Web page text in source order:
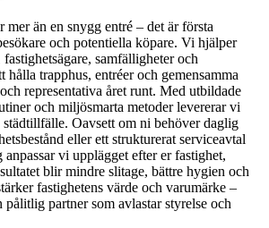
mer än en snygg entré – det är första
och potentiella köpare. Vi hjälper
samfälligheter och
hålla trapphus, entréer och gemensamma
representativa året runt. Med utbildade
och miljösmarta metoder levererar vi
Oavsett om ni behöver daglig
eller ett strukturerat serviceavtal
vi upplägget efter er fastighet,
blir mindre slitage, bättre hygien och
fastighetens värde och varumärke –
partner som avlastar styrelse och